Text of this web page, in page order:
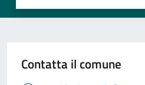
Contatta il comune